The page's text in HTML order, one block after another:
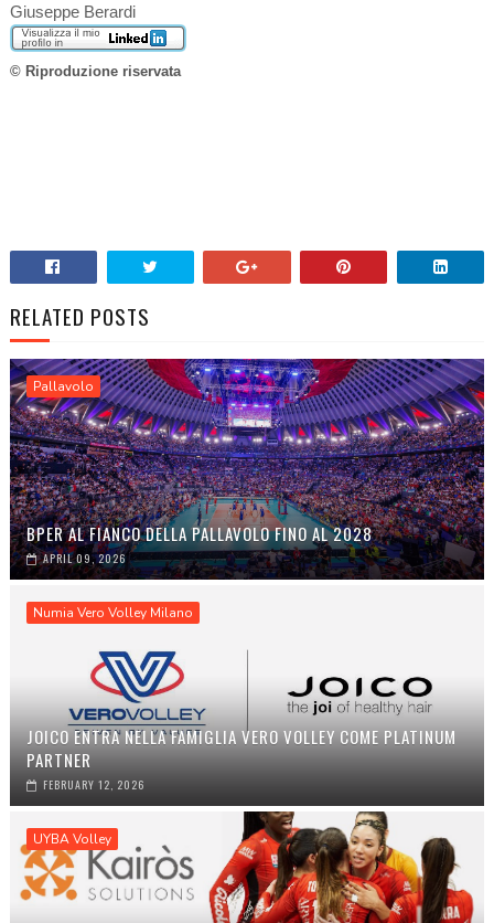
Giuseppe Berardi
© Riproduzione riservata
RELATED POSTS
Pallavolo
BPER AL FIANCO DELLA PALLAVOLO FINO AL 2028
APRIL 09, 2026
Numia Vero Volley Milano
JOICO ENTRA NELLA FAMIGLIA VERO VOLLEY COME PLATINUM
PARTNER
FEBRUARY 12, 2026
UYBA Volley